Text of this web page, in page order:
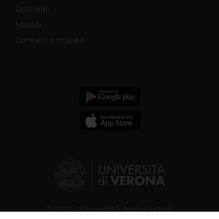
Dottorati
Master
Contatti e mappa
© 2026 | Università degli studi di